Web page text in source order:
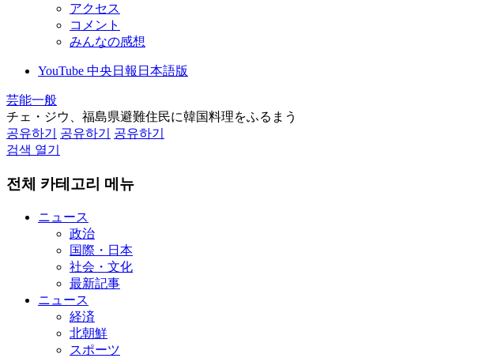
アクセス
コメント
みんなの感想
YouTube 中央日報日本語版
芸能一般
チェ・ジウ、福島県避難住民に韓国料理をふるまう
공유하기
공유하기
공유하기
검색 열기
전체 카테고리 메뉴
ニュース
政治
国際・日本
社会・文化
最新記事
ニュース
経済
北朝鮮
スポーツ